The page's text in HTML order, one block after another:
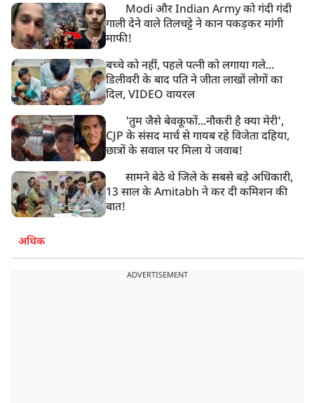
Modi और Indian Army को गंदी गंदी
गाली देने वाले तिलचट्टे ने कान पकड़कर मांगी
माफी!
बच्चे को नहीं, पहले पत्नी को लगाया गले...
डिलीवरी के बाद पति ने जीता लाखों लोगों का
दिल, VIDEO वायरल
'तुम जैसे बेवकूफों...नौकरी है क्या मेरी',
CJP के संसद मार्च से गायब रहे विजेता दहिया,
छात्रों के सवाल पर मिला ये जवाब!
सामने बेठे थे जिले के सबसे बड़े अधिकारी,
13 साल के Amitabh ने कर दी कमिशन की
बात!
अधिक
ADVERTISEMENT